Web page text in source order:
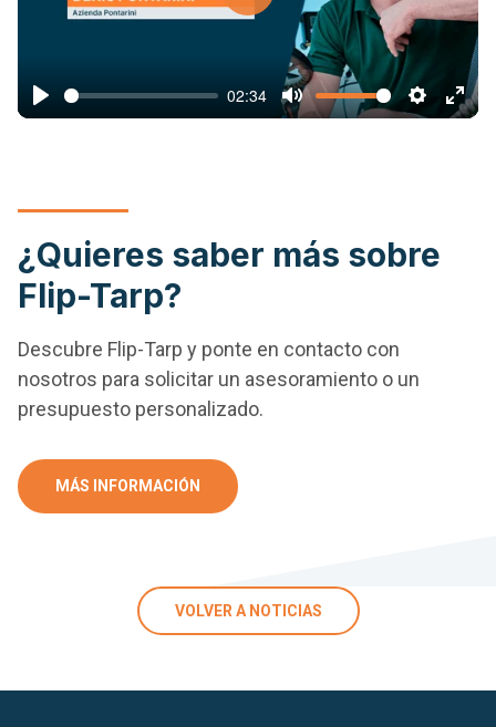
Play
02:34
Mute Settings
Play
¿Quieres saber más sobre
Flip-Tarp?
Descubre Flip-Tarp y ponte en contacto con
nosotros para solicitar un asesoramiento o un
presupuesto personalizado.
MÁS INFORMACIÓN
VOLVER A NOTICIAS